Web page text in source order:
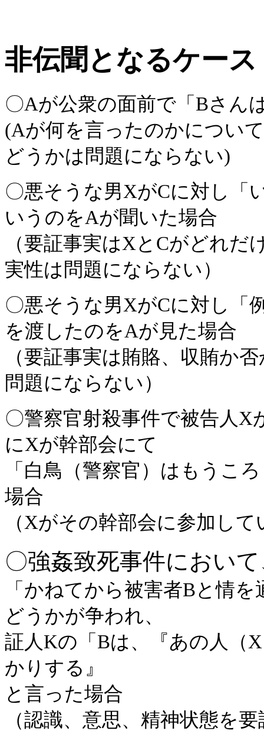
非伝聞となるケース
〇Aが公衆の面前で「Bさん
(Aが何を言ったのかについ
どうかは問題にならない)
〇悪そうな男XがCに対し「
いうのをAが聞いた場合
（要証事実はXとCがどれ
実性は問題にならない）
〇悪そうな男XがCに対し「
を渡したのをAが見た場合
（要証事実は賄賂、収賄か
問題にならない）
〇警察官射殺事件で被告人
にXが幹部会にて
「白鳥（警察官）はもうこ
場合
（Xがその幹部会に参加し
〇強姦致死事件におい
「かねてから被害者Bと情
どうかが争われ、
証人Kの「Bは、『あの人（
かりする』
と言った場合
（認識、意思、精神状態を